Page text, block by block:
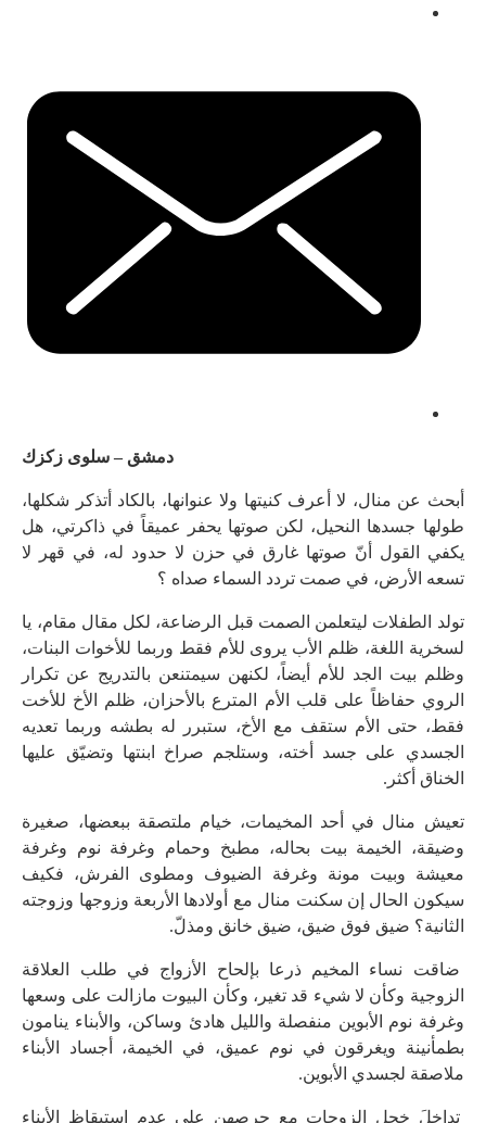
دمشق – سلوى زكزك
أبحث عن منال، لا أعرف كنيتها ولا عنوانها، بالكاد أتذكر شكلها،
طولها جسدها النحيل، لكن صوتها يحفر عميقاً في ذاكرتي، هل
يكفي القول أنّ صوتها غارق في حزن لا حدود له، في قهر لا
تسعه الأرض، في صمت تردد السماء صداه ؟
تولد الطفلات ليتعلمن الصمت قبل الرضاعة، لكل مقال مقام، يا
لسخرية اللغة، ظلم الأب يروى للأم فقط وربما للأخوات البنات،
وظلم بيت الجد للأم أيضاً، لكنهن سيمتنعن بالتدريج عن تكرار
الروي حفاظاً على قلب الأم المترع بالأحزان، ظلم الأخ للأخت
فقط، حتى الأم ستقف مع الأخ، ستبرر له بطشه وربما تعديه
الجسدي على جسد أخته، وستلجم صراخ ابنتها وتضيّق عليها
الخناق أكثر.
تعيش منال في أحد المخيمات، خيام ملتصقة ببعضها، صغيرة
وضيقة، الخيمة بيت بحاله، مطبخ وحمام وغرفة نوم وغرفة
معيشة وبيت مونة وغرفة الضيوف ومطوى الفرش، فكيف
سيكون الحال إن سكنت منال مع أولادها الأربعة وزوجها وزوجته
الثانية؟ ضيق فوق ضيق، ضيق خانق ومذلّ.
ضاقت نساء المخيم ذرعا بإلحاح الأزواج في طلب العلاقة
الزوجية وكأن لا شيء قد تغير، وكأن البيوت مازالت على وسعها
وغرفة نوم الأبوين منفصلة والليل هادئ وساكن، والأبناء ينامون
بطمأنينة ويغرقون في نوم عميق، في الخيمة، أجساد الأبناء
ملاصقة لجسدي الأبوين.
تداخلَ خجل الزوجات مع حرصهن على عدم استيقاظ الأبناء